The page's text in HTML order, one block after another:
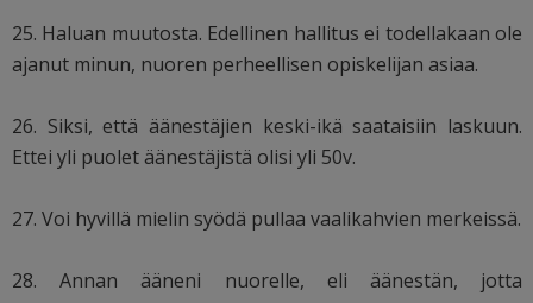
25. Haluan muutosta. Edellinen hallitus ei todellakaan ole
ajanut minun, nuoren perheellisen opiskelijan asiaa.
26. Siksi, että äänestäjien keski-ikä saataisiin laskuun.
Ettei yli puolet äänestäjistä olisi yli 50v.
27. Voi hyvillä mielin syödä pullaa vaalikahvien merkeissä.
28. Annan ääneni nuorelle, eli äänestän, jotta